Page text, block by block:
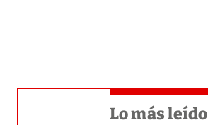
Lo más leído